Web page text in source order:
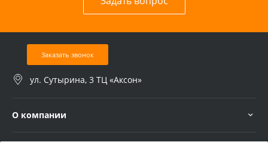
Заказать звонок
ул. Сутырина, 3 ТЦ «Аксон»
О компании